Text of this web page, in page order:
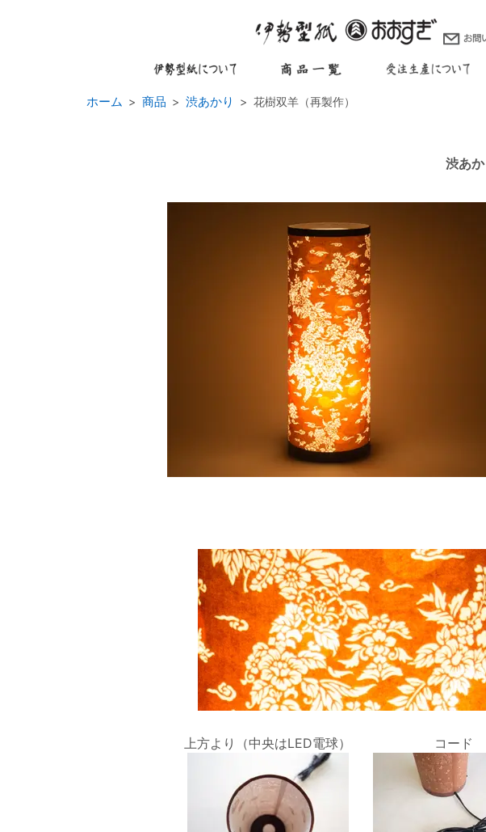
ホーム 商品 渋あかり 花樹双羊（再製作）
渋あ
上方より（中央はLED電球） コード